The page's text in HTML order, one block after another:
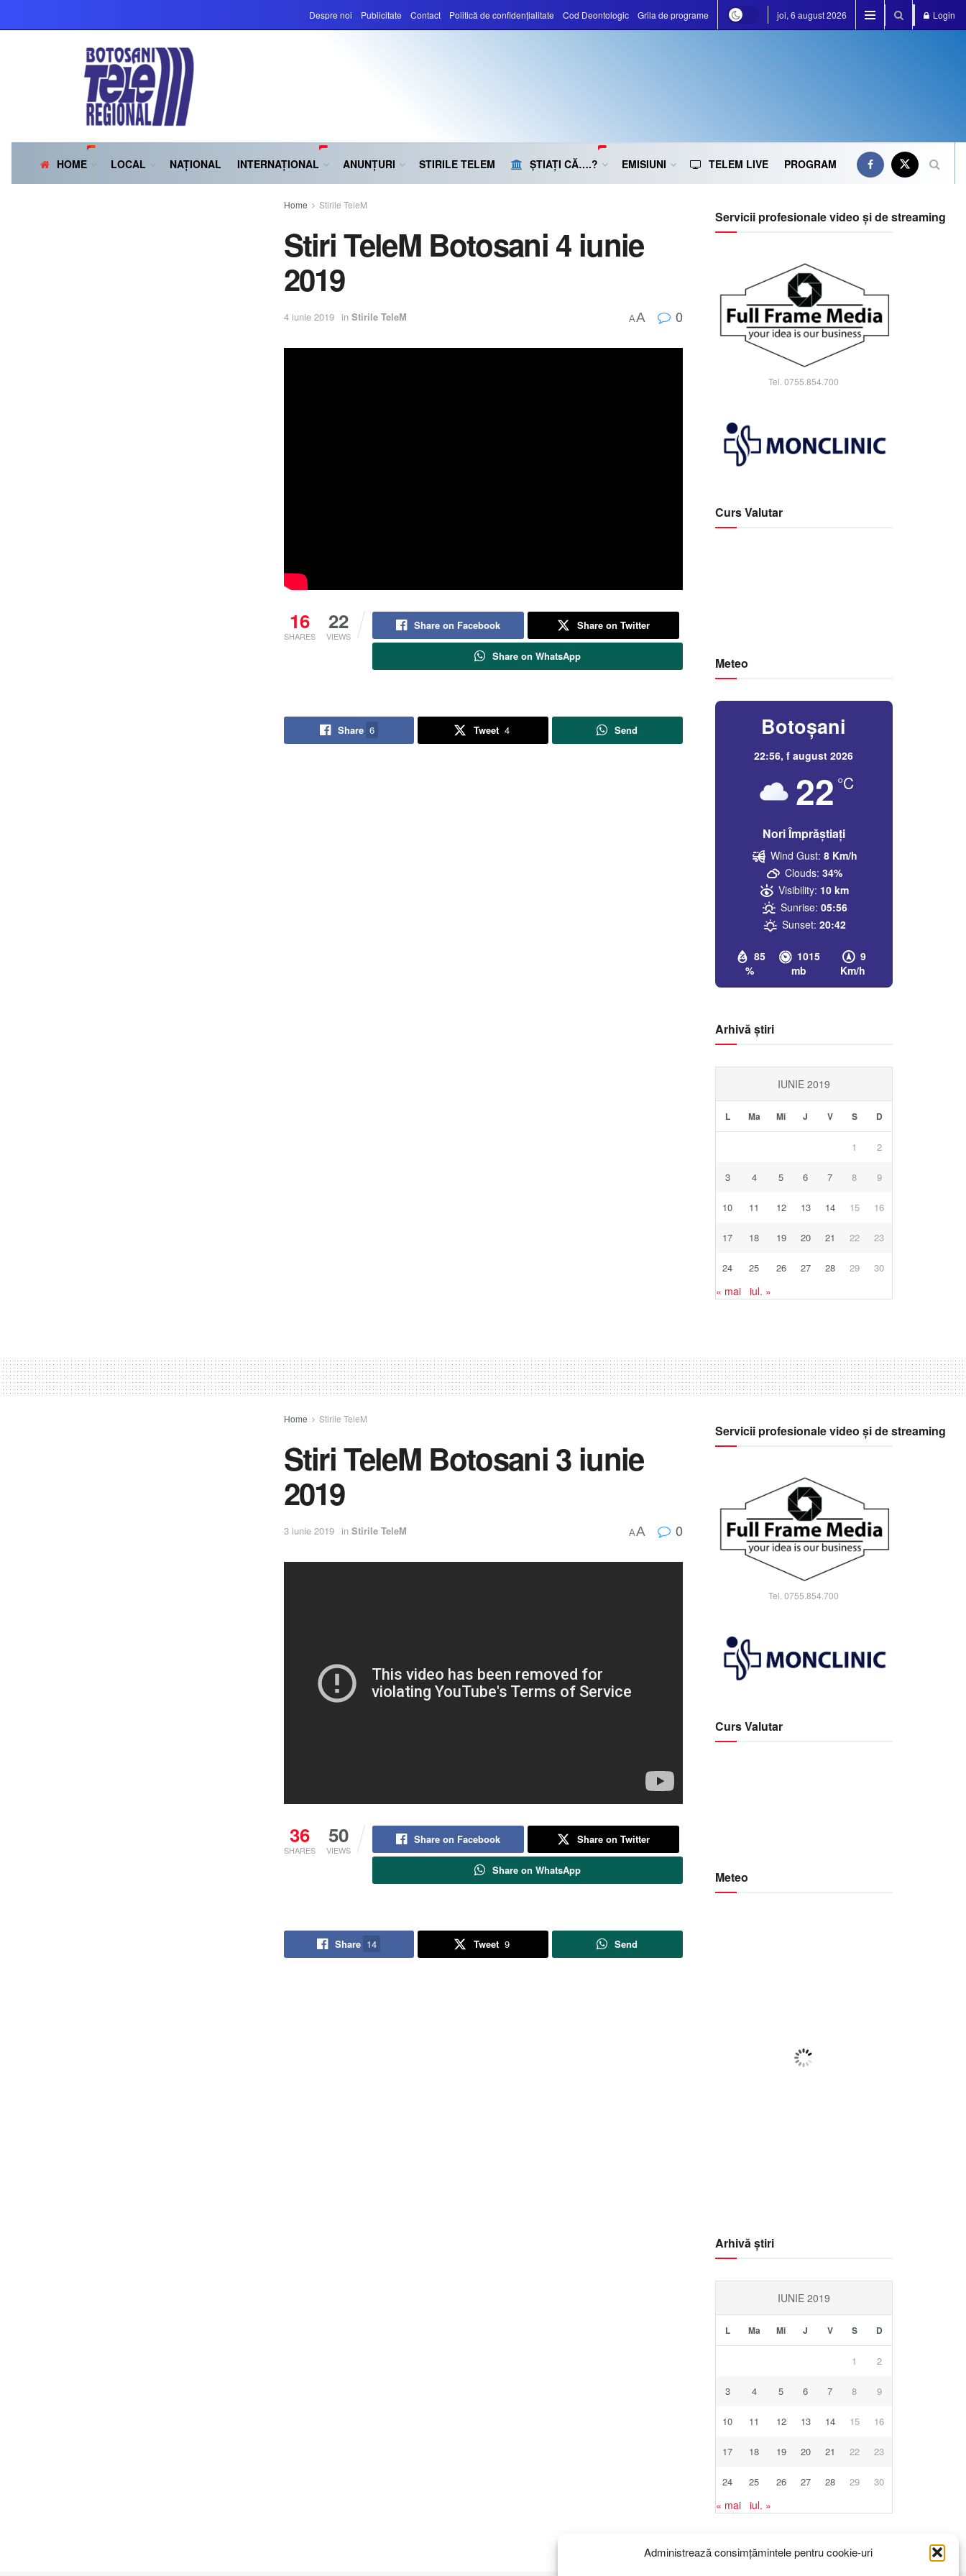
Administrează consimțămintele pentru cookie-uri
Despre noi Publicitate Contact Politică de confidențialitate Cod Deontologic Grila de programe joi, 6 august 2026 Login
HOME LOCAL NAȚIONAL INTERNAȚIONAL ANUNȚURI STIRILE TELEM ȘTIAȚI CĂ….? EMISIUNI TELEM LIVE PROGRAM
Home Stirile TeleM
Stiri TeleM Botosani 4 iunie
2019
4 iunie 2019 in Stirile TeleM AA 0
16
SHARES
22
VIEWS
Share on Facebook Share on Twitter
Share on WhatsApp
Share 6 Tweet 4 Send
Servicii profesionale video și de streaming
Tel. 0755.854.700
Curs Valutar
Meteo
Botoșani
22:56,f august 2026
22 °C
Nori Împrăștiați
85
%
1015
mb
9
Km/h
Wind Gust: 8 Km/h
Clouds: 34%
Visibility: 10 km
Sunrise: 05:56
Sunset: 20:42
Arhivă știri
IUNIE 2019
L Ma Mi J V S D
1 2
3 4 5 6 7 8 9
10 11 12 13 14 15 16
17 18 19 20 21 22 23
24 25 26 27 28 29 30
« mai iul. »
Home Stirile TeleM
Stiri TeleM Botosani 3 iunie
2019
3 iunie 2019 in Stirile TeleM AA 0
36
SHARES
50
VIEWS
Share on Facebook Share on Twitter
Share on WhatsApp
Share 14 Tweet 9 Send
Servicii profesionale video și de streaming
Tel. 0755.854.700
Curs Valutar
Meteo
Nori Împrăștiați
Wind Gust:
Arhivă știri
IUNIE 2019
L Ma Mi J V S D
1 2
3 4 5 6 7 8 9
10 11 12 13 14 15 16
17 18 19 20 21 22 23
24 25 26 27 28 29 30
« mai iul. »